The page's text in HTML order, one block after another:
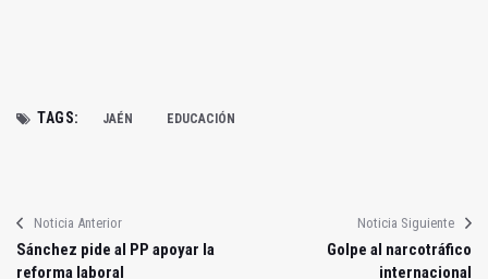
TAGS: JAÉN EDUCACIÓN
Noticia Anterior
Sánchez pide al PP apoyar la
reforma laboral
Noticia Siguiente
Golpe al narcotráfico
internacional